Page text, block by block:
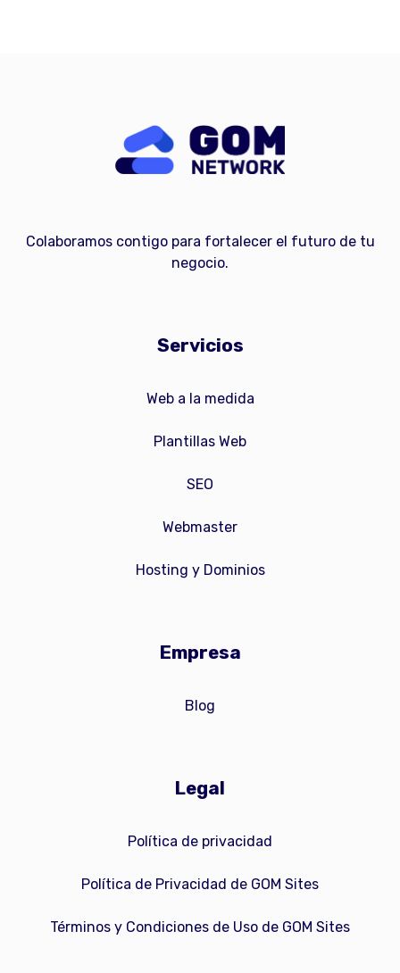
Colaboramos contigo para fortalecer el futuro de tu
negocio.
Servicios
Web a la medida
Plantillas Web
SEO
Webmaster
Hosting y Dominios
Empresa
Blog
Legal
Política de privacidad
Política de Privacidad de GOM Sites
Términos y Condiciones de Uso de GOM Sites